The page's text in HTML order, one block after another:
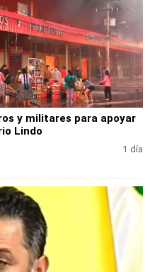
y militares para apoyar
Lindo
1 día